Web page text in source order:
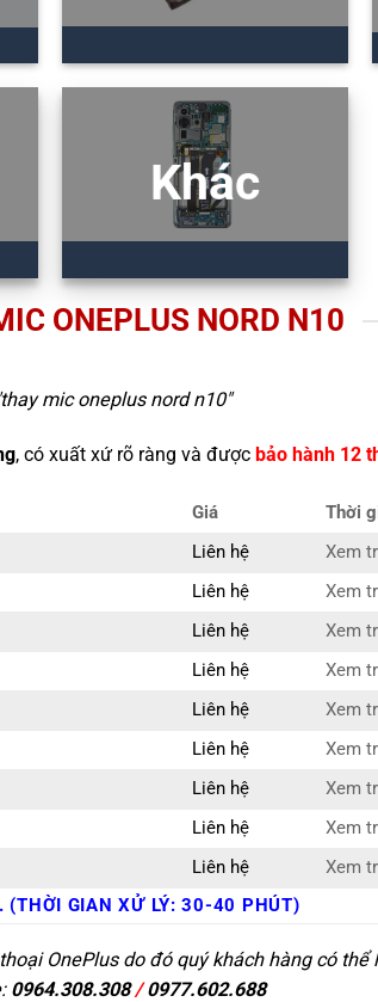
Khác
ONEPLUS NORD N10
thay mic oneplus nord n10"
, có xuất xứ rõ ràng và được bảo hành 12
Giá
Thời
Liên hệ
Xem
Liên hệ
Xem
Liên hệ
Xem
Liên hệ
Xem
Liên hệ
Xem
Liên hệ
Xem
Liên hệ
Xem
Liên hệ
Xem
Liên hệ
Xem
(THỜI GIAN XỬ LÝ: 30-40 PHÚT)
OnePlus do đó quý khách hàng có
0964.308.308/0977.602.688